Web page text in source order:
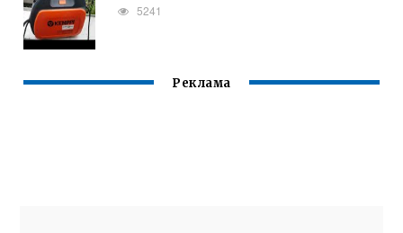
5241
Реклама